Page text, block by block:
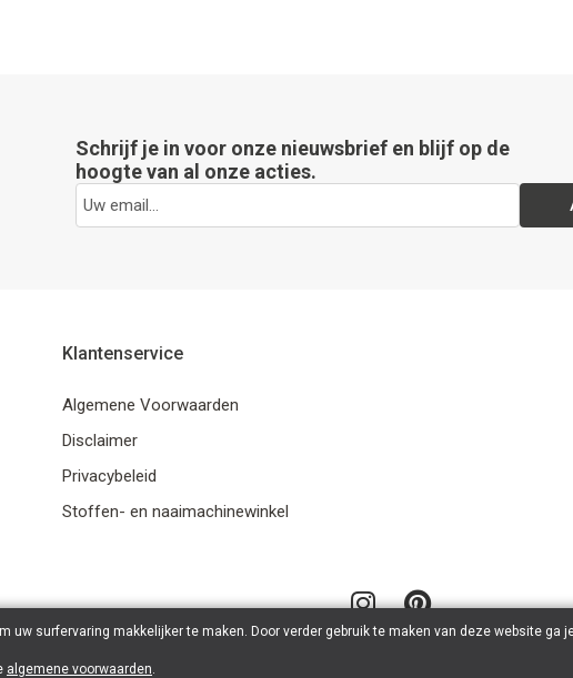
Schrijf je in voor onze nieuwsbrief en blijf op de
hoogte van al onze acties.
Klantenservice
Algemene Voorwaarden
Disclaimer
Privacybeleid
Stoffen- en naaimachinewinkel
uw surfervaring makkelijker te maken. Door verder gebruik te maken van deze website ga
algemene voorwaarden.